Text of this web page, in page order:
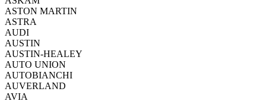
ASTON MARTIN
ASTRA
AUDI
AUSTIN
AUSTIN-HEALEY
AUTO UNION
AUTOBIANCHI
AUVERLAND
AVIA